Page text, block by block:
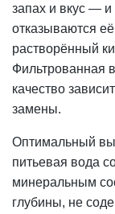
запах и вкус — и
отказываются
растворённый
Фильтрованная
качество
замены.
Оптимальный
питьевая вода
минеральным
глубины, не